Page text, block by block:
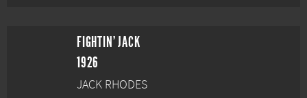
FIGHTIN' JACK
1926
JACK RHODES